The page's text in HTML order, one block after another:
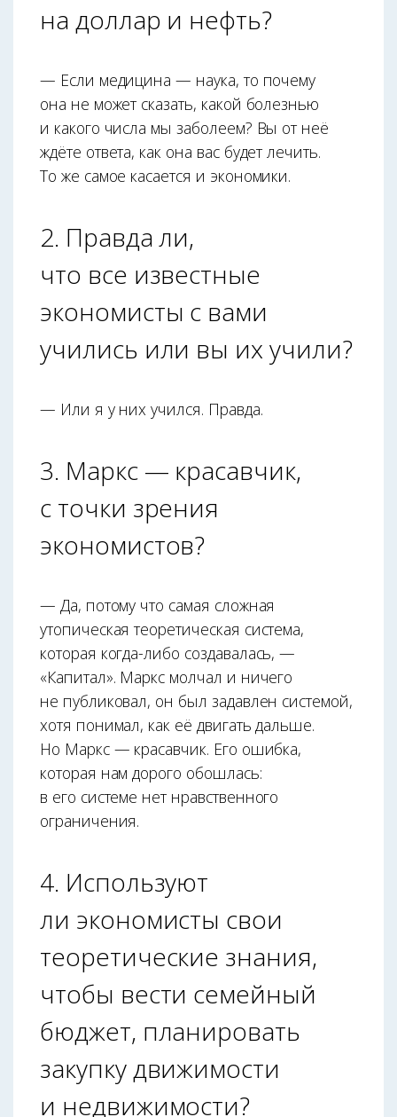
на доллар и нефть?
— Если медицина — наука, то почему
она не может сказать, какой болезнью
и какого числа мы заболеем? Вы от неё
ждёте ответа, как она вас будет лечить.
То же самое касается и экономики.
2. Правда ли,
что все известные
экономисты с вами
учились или вы их учили?
— Или я у них учился. Правда.
3. Маркс — красавчик,
с точки зрения
экономистов?
— Да, потому что самая сложная
утопическая теоретическая система,
которая когда-либо создавалась, —
«Капитал». Маркс молчал и ничего
не публиковал, он был задавлен системой,
хотя понимал, как её двигать дальше.
Но Маркс — красавчик. Его ошибка,
которая нам дорого обошлась:
в его системе нет нравственного
ограничения.
4. Используют
ли экономисты свои
теоретические знания,
чтобы вести семейный
бюджет, планировать
закупку движимости
и недвижимости?